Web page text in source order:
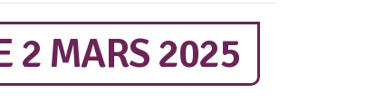
2 MARS 2025